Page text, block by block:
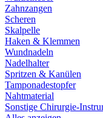
Zahnzangen
Scheren
Skalpelle
Haken & Klemmen
Wundnadeln
Nadelhalter
Spritzen & Kanülen
Tamponadestopfer
Nahtmaterial
Sonstige Chirurgie-